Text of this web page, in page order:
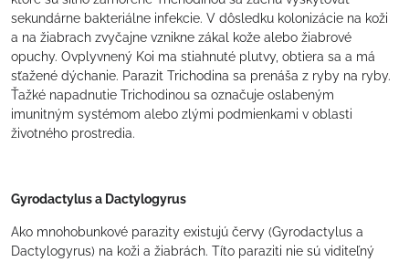
sekundárne bakteriálne infekcie. V dôsledku kolonizácie na koži
a na žiabrach zvyčajne vznikne zákal kože alebo žiabrové
opuchy. Ovplyvnený Koi ma stiahnuté plutvy, obtiera sa a má
sťažené dýchanie. Parazit Trichodina sa prenáša z ryby na ryby.
Ťažké napadnutie Trichodinou sa označuje oslabeným
imunitným systémom alebo zlými podmienkami v oblasti
životného prostredia.
Gyrodactylus a Dactylogyrus
Ako mnohobunkové parazity existujú červy (Gyrodactylus a
Dactylogyrus) na koži a žiabrách. Títo paraziti nie sú viditeľný